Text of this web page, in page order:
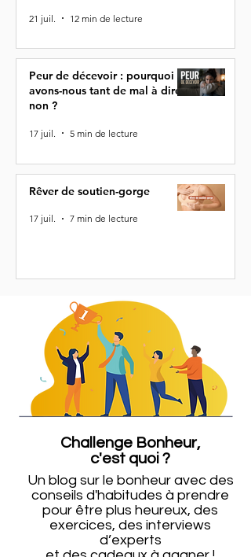
21 juil. 12 min de lecture
Peur de décevoir : pourquoi
avons-nous tant de mal à dire
non ?
17 juil. 5 min de lecture
Rêver de soutien-gorge
17 juil. 7 min de lecture
Challenge Bonheur,
c'est quoi ?
Un blog sur le bonheur avec des
conseils d'habitudes à prendre
pour être plus heureux, des
exercices, des interviews
d’experts